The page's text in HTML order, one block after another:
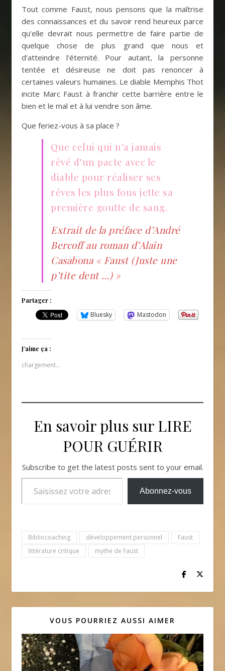
Tout comme Faust, nous pensons que la maîtrise
des connaissances et du savoir rend heureux parce
qu’elle devrait nous permettre de faire partie de
quelque chose de plus grand que nous et
d’atteindre l’éternité. Pour autant, la personne
tentée et désireuse ne doit pas renoncer à
certaines valeurs humaines. Le diable Memphis Thot
incite Marc Faust à franchir cette barrière entre le
bien et le mal et à lui vendre son âme.
Que feriez-vous à sa place ?
Que celui qui n’a jamais
rêvé d’un pacte avec le
diable pour réaliser ses
rêves les plus fous jette sa
première goutte de sang.
Extrait de la préface d’André
Bercoff au roman d’Alain
Casabona « Faust (Juste une
p’tite dent …) »
Partager :
Bluesky Mastodon
J’aime ça :
chargement…
En savoir plus sur LIRE
POUR GUÉRIR
Subscribe to get the latest posts sent to your email.
Saisissez votre adresse e-mail…
Abonnez-vous
Bibliocoaching développement personnel
Faust
littérature critique
mythe de Faust
VOUS POURRIEZ AUSSI AIMER